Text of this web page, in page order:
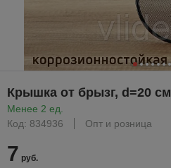
Крышка от брызг, d=20 см
Менее 2 ед.
Код: 834936
Опт и розница
7 руб.